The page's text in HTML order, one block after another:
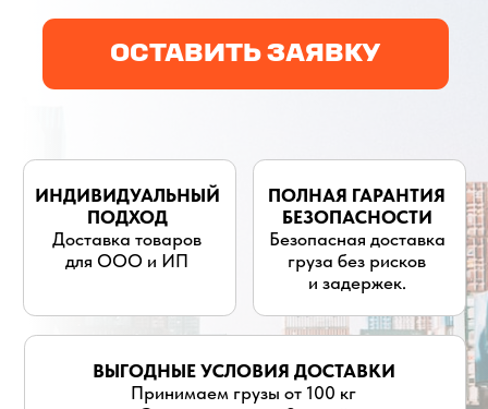
Срок доставки от 3х дней
Стоимость от 0.7 $/кг
Безопасная доставка
груза без рисков
Доставка товаров
для ООО и ИП